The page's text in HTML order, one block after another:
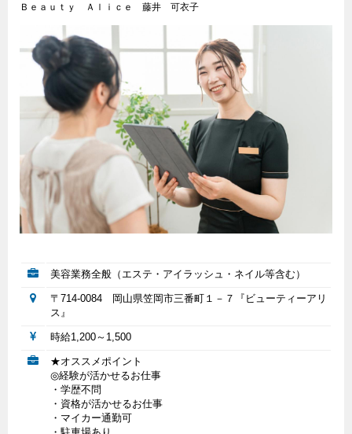
Ｂｅａｕｔｙ Ａｌｉｃｅ 藤井 可衣子
美容業務全般（エステ・アイラッシュ・ネイル等含む）
〒714-0084 岡山県笠岡市三番町１－７『ビューティーアリ
ス』
時給1,200～1,500
★オススメポイント
◎経験が活かせるお仕事
・学歴不問
・資格が活かせるお仕事
・マイカー通勤可